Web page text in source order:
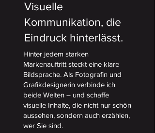
Visuelle
Kommunikation, die
Eindruck hinterlässt.
Hinter jedem starken
Markenauftritt steckt eine klare
Bildsprache. Als Fotografin und
Grafikdesignerin verbinde ich
beide Welten – und schaffe
visuelle Inhalte, die nicht nur schön
aussehen, sondern auch erzählen,
wer Sie sind.